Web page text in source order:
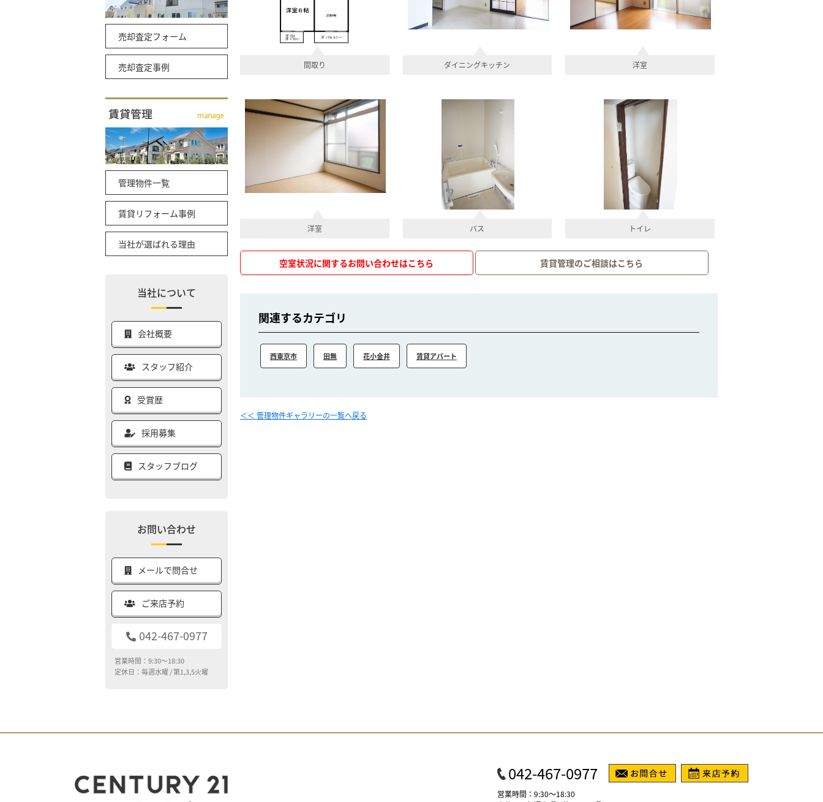
間取り ダイニングキッチン 洋室
洋室 バス トイレ
空室状況に関するお問い合わせはこちら 賃貸管理のご相談はこちら
関連するカテゴリ
西東京市 田無 花小金井 賃貸アパート
＜＜ 管理物件ギャラリーの一覧へ戻る
売却査定フォーム
売却査定事例
管理物件一覧
賃貸リフォーム事例
当社が選ばれる理由
当社について
会社概要
スタッフ紹介
受賞歴
採用募集
スタッフブログ
お問い合わせ
メールで問合せ
ご来店予約
042-467-0977
営業時間：9:30～18:30
定休日：毎週水曜 / 第1,3,5火曜
042-467-0977
営業時間：9:30～18:30